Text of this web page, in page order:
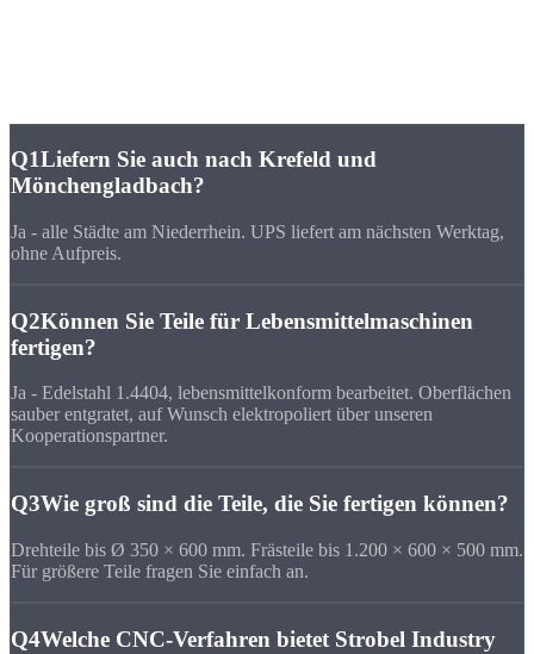
Q1Liefern Sie auch nach Krefeld und
Mönchengladbach?
Ja - alle Städte am Niederrhein. UPS liefert am nächsten Werktag,
ohne Aufpreis.
Q2Können Sie Teile für Lebensmittelmaschinen
fertigen?
Ja - Edelstahl 1.4404, lebensmittelkonform bearbeitet. Oberflächen
sauber entgratet, auf Wunsch elektropoliert über unseren
Kooperationspartner.
Q3Wie groß sind die Teile, die Sie fertigen können?
Drehteile bis Ø 350 × 600 mm. Frästeile bis 1.200 × 600 × 500 mm.
Für größere Teile fragen Sie einfach an.
Q4Welche CNC-Verfahren bietet Strobel Industry